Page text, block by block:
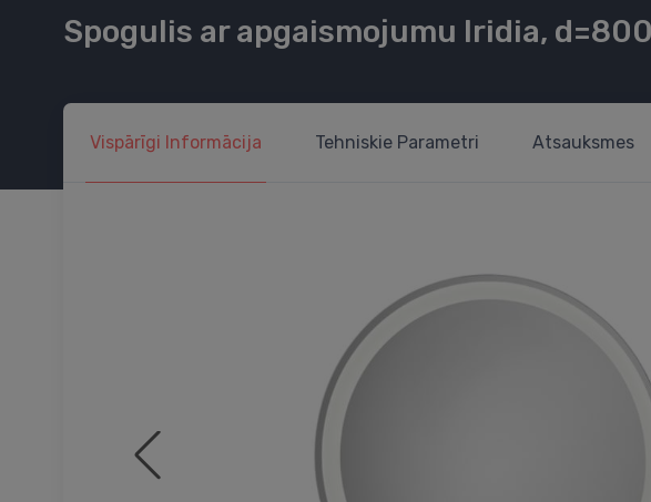
Spogulis ar apgaismojumu Iridia,
Vispārīgi Informācija Tehniskie Parametri Atsauksmes